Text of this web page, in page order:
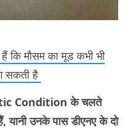
कि मौसम का मूड कभी भी
सकती है
Condition के चलते
उनके पास डीएनए के दो